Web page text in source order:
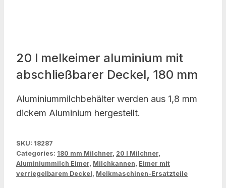
20 l melkeimer aluminium mit
abschließbarer Deckel, 180 mm
Aluminiummilchbehälter werden aus 1,8 mm
dickem Aluminium hergestellt.
SKU: 18287
Categories: 180 mm Milchner, 20 l Milchner,
Aluminiummilch Eimer, Milchkannen, Eimer mit
verriegelbarem Deckel, Melkmaschinen-Ersatzteile